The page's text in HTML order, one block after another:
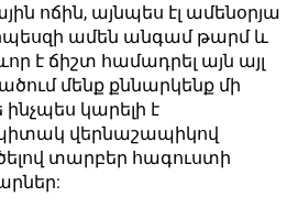
ոճին, այնպես էլ ամենօրյա
ամեն անգամ թարմ և
է ճիշտ համադրել այն այլ
մենք քննարկենք մի
կարելի է
վերնաշապիկով
տարբեր հագուստի